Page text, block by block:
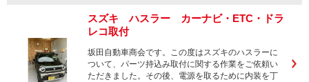
城南町 出張作業 出張 BS700S
熊本市南区 持ち込み 坂田自動車商会
スズキ ハスラー カーナビ・ETC・ドラ
レコ取付
坂田自動車商会です。この度はスズキのハスラーに
ついて、パーツ持込み取付に関する作業をご依頼い
ただきました。その後、電源を取るために内装を丁